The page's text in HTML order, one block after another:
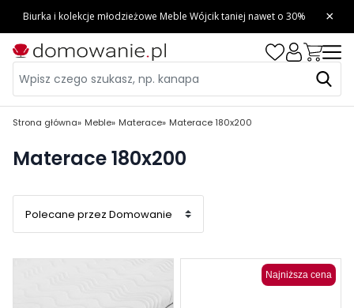
Strona główna Meble Materace Materace 180x200
Materace 180x200
Najniższa cena